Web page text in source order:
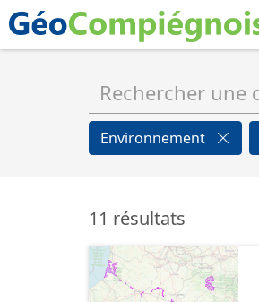
Environnement
11 résultats